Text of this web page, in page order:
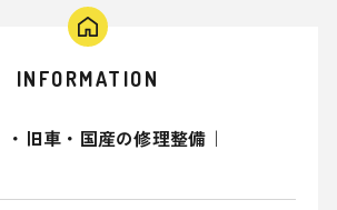
INFORMATION
旧車・国産の修理整備｜